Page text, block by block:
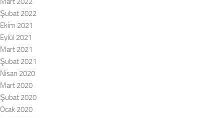
Şubat 2022
Ekim 2021
Eylül 2021
Mart 2021
Şubat 2021
Nisan 2020
Mart 2020
Şubat 2020
Ocak 2020